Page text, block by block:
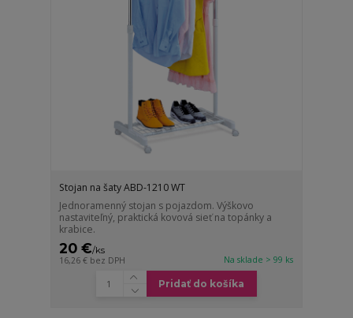
Stojan na šaty ABD-1210 WT
Jednoramenný stojan s pojazdom. Výškovo
nastaviteľný, praktická kovová sieť na topánky a
krabice.
20 €/ks
16,26 € bez DPH Na sklade > 99 ks
Pridať do košíka